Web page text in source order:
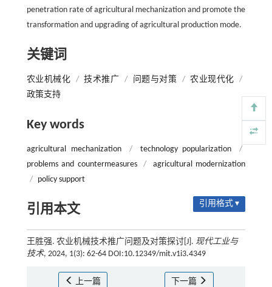
penetration rate of agricultural mechanization and promote the
transformation and upgrading of agricultural production mode.
关键词
农业机械化 / 技术推广 / 问题与对策 / 农业现代化
/
政策支持
Key words
agricultural mechanization / technology popularization
/
problems and countermeasures
/
agricultural modernization
/
policy support
引用本文 引用格式 ▾
王胜强. 农业机械技术推广问题及对策探讨[J]. 现代工业与
技术, 2024, 1(3): 62-64 DOI:10.12349/mit.v1i3.4349
上一篇 下一篇